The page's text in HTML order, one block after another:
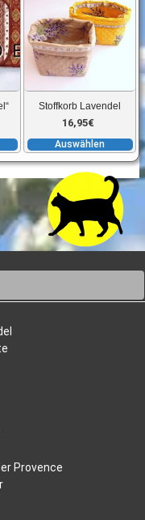
Produkt
weist
mehrere
Varianten
auf.
Optionen
können
der
Produktseite
gewählt
werden
Stoffkorb Lavendel
16,95€
Auswählen
Provence